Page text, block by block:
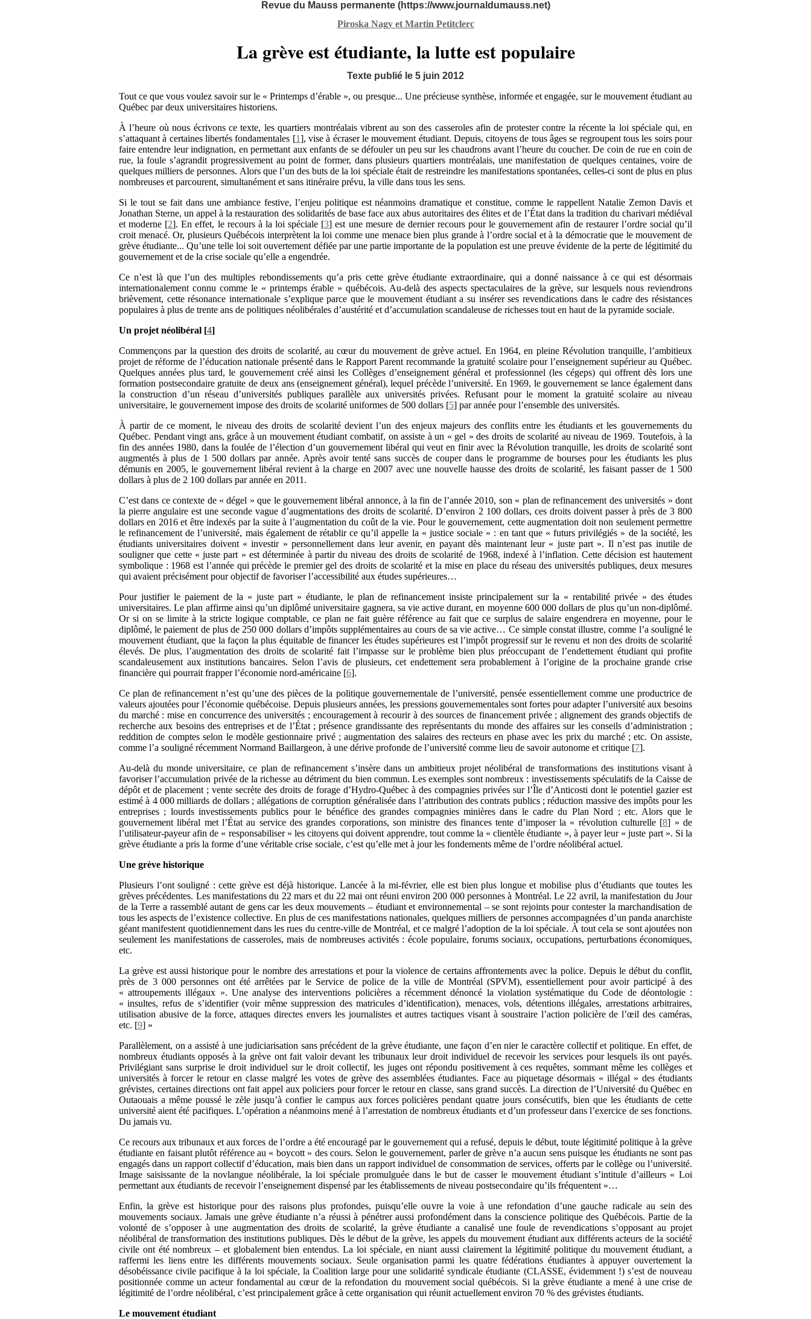
Revue du Mauss permanente (https://www.journaldumauss.net)
Piroska Nagy et Martin Petitclerc
La grève est étudiante, la lutte est populaire
Texte publié le 5 juin 2012
Tout ce que vous voulez savoir sur le « Printemps d’érable », ou presque... Une précieuse synthèse, informée et engagée, sur le mouvement étudiant au
Québec par deux universitaires historiens.
À l’heure où nous écrivons ce texte, les quartiers montréalais vibrent au son des casseroles afin de protester contre la récente la loi spéciale qui, en
s’attaquant à certaines libertés fondamentales [1], vise à écraser le mouvement étudiant. Depuis, citoyens de tous âges se regroupent tous les soirs pour
faire entendre leur indignation, en permettant aux enfants de se défouler un peu sur les chaudrons avant l’heure du coucher. De coin de rue en coin de
rue, la foule s’agrandit progressivement au point de former, dans plusieurs quartiers montréalais, une manifestation de quelques centaines, voire de
quelques milliers de personnes. Alors que l’un des buts de la loi spéciale était de restreindre les manifestations spontanées, celles-ci sont de plus en plus
nombreuses et parcourent, simultanément et sans itinéraire prévu, la ville dans tous les sens.
Si le tout se fait dans une ambiance festive, l’enjeu politique est néanmoins dramatique et constitue, comme le rappellent Natalie Zemon Davis et
Jonathan Sterne, un appel à la restauration des solidarités de base face aux abus autoritaires des élites et de l’État dans la tradition du charivari médiéval
et moderne [2]. En effet, le recours à la loi spéciale [3] est une mesure de dernier recours pour le gouvernement afin de restaurer l’ordre social qu’il
croit menacé. Or, plusieurs Québécois interprètent la loi comme une menace bien plus grande à l’ordre social et à la démocratie que le mouvement de
grève étudiante... Qu’une telle loi soit ouvertement défiée par une partie importante de la population est une preuve évidente de la perte de légitimité du
gouvernement et de la crise sociale qu’elle a engendrée.
Ce n’est là que l’un des multiples rebondissements qu’a pris cette grève étudiante extraordinaire, qui a donné naissance à ce qui est désormais
internationalement connu comme le « printemps érable » québécois. Au-delà des aspects spectaculaires de la grève, sur lesquels nous reviendrons
brièvement, cette résonance internationale s’explique parce que le mouvement étudiant a su insérer ses revendications dans le cadre des résistances
populaires à plus de trente ans de politiques néolibérales d’austérité et d’accumulation scandaleuse de richesses tout en haut de la pyramide sociale.
Un projet néolibéral [4]
Commençons par la question des droits de scolarité, au cœur du mouvement de grève actuel. En 1964, en pleine Révolution tranquille, l’ambitieux
projet de réforme de l’éducation nationale présenté dans le Rapport Parent recommande la gratuité scolaire pour l’enseignement supérieur au Québec.
Quelques années plus tard, le gouvernement créé ainsi les Collèges d’enseignement général et professionnel (les cégeps) qui offrent dès lors une
formation postsecondaire gratuite de deux ans (enseignement général), lequel précède l’université. En 1969, le gouvernement se lance également dans
la construction d’un réseau d’universités publiques parallèle aux universités privées. Refusant pour le moment la gratuité scolaire au niveau
universitaire, le gouvernement impose des droits de scolarité uniformes de 500 dollars [5] par année pour l’ensemble des universités.
À partir de ce moment, le niveau des droits de scolarité devient l’un des enjeux majeurs des conflits entre les étudiants et les gouvernements du
Québec. Pendant vingt ans, grâce à un mouvement étudiant combatif, on assiste à un « gel » des droits de scolarité au niveau de 1969. Toutefois, à la
fin des années 1980, dans la foulée de l’élection d’un gouvernement libéral qui veut en finir avec la Révolution tranquille, les droits de scolarité sont
augmentés à plus de 1 500 dollars par année. Après avoir tenté sans succès de couper dans le programme de bourses pour les étudiants les plus
démunis en 2005, le gouvernement libéral revient à la charge en 2007 avec une nouvelle hausse des droits de scolarité, les faisant passer de 1 500
dollars à plus de 2 100 dollars par année en 2011.
C’est dans ce contexte de « dégel » que le gouvernement libéral annonce, à la fin de l’année 2010, son « plan de refinancement des universités » dont
la pierre angulaire est une seconde vague d’augmentations des droits de scolarité. D’environ 2 100 dollars, ces droits doivent passer à près de 3 800
dollars en 2016 et être indexés par la suite à l’augmentation du coût de la vie. Pour le gouvernement, cette augmentation doit non seulement permettre
le refinancement de l’université, mais également de rétablir ce qu’il appelle la « justice sociale » : en tant que « futurs privilégiés » de la société, les
étudiants universitaires doivent « investir » personnellement dans leur avenir, en payant dès maintenant leur « juste part ». Il n’est pas inutile de
souligner que cette « juste part » est déterminée à partir du niveau des droits de scolarité de 1968, indexé à l’inflation. Cette décision est hautement
symbolique : 1968 est l’année qui précède le premier gel des droits de scolarité et la mise en place du réseau des universités publiques, deux mesures
qui avaient précisément pour objectif de favoriser l’accessibilité aux études supérieures…
Pour justifier le paiement de la « juste part » étudiante, le plan de refinancement insiste principalement sur la « rentabilité privée » des études
universitaires. Le plan affirme ainsi qu’un diplômé universitaire gagnera, sa vie active durant, en moyenne 600 000 dollars de plus qu’un non-diplômé.
Or si on se limite à la stricte logique comptable, ce plan ne fait guère référence au fait que ce surplus de salaire engendrera en moyenne, pour le
diplômé, le paiement de plus de 250 000 dollars d’impôts supplémentaires au cours de sa vie active… Ce simple constat illustre, comme l’a souligné le
mouvement étudiant, que la façon la plus équitable de financer les études supérieures est l’impôt progressif sur le revenu et non des droits de scolarité
élevés. De plus, l’augmentation des droits de scolarité fait l’impasse sur le problème bien plus préoccupant de l’endettement étudiant qui profite
scandaleusement aux institutions bancaires. Selon l’avis de plusieurs, cet endettement sera probablement à l’origine de la prochaine grande crise
financière qui pourrait frapper l’économie nord-américaine [6].
Ce plan de refinancement n’est qu’une des pièces de la politique gouvernementale de l’université, pensée essentiellement comme une productrice de
valeurs ajoutées pour l’économie québécoise. Depuis plusieurs années, les pressions gouvernementales sont fortes pour adapter l’université aux besoins
du marché : mise en concurrence des universités ; encouragement à recourir à des sources de financement privée ; alignement des grands objectifs de
recherche aux besoins des entreprises et de l’État ; présence grandissante des représentants du monde des affaires sur les conseils d’administration ;
reddition de comptes selon le modèle gestionnaire privé ; augmentation des salaires des recteurs en phase avec les prix du marché ; etc. On assiste,
comme l’a souligné récemment Normand Baillargeon, à une dérive profonde de l’université comme lieu de savoir autonome et critique [7].
Au-delà du monde universitaire, ce plan de refinancement s’insère dans un ambitieux projet néolibéral de transformations des institutions visant à
favoriser l’accumulation privée de la richesse au détriment du bien commun. Les exemples sont nombreux : investissements spéculatifs de la Caisse de
dépôt et de placement ; vente secrète des droits de forage d’Hydro-Québec à des compagnies privées sur l’Île d’Anticosti dont le potentiel gazier est
estimé à 4 000 milliards de dollars ; allégations de corruption généralisée dans l’attribution des contrats publics ; réduction massive des impôts pour les
entreprises ; lourds investissements publics pour le bénéfice des grandes compagnies minières dans le cadre du Plan Nord ; etc. Alors que le
gouvernement libéral met l’État au service des grandes corporations, son ministre des finances tente d’imposer la « révolution culturelle [8] » de
l’utilisateur-payeur afin de « responsabiliser » les citoyens qui doivent apprendre, tout comme la « clientèle étudiante », à payer leur « juste part ». Si la
grève étudiante a pris la forme d’une véritable crise sociale, c’est qu’elle met à jour les fondements même de l’ordre néolibéral actuel.
Une grève historique
Plusieurs l’ont souligné : cette grève est déjà historique. Lancée à la mi-février, elle est bien plus longue et mobilise plus d’étudiants que toutes les
grèves précédentes. Les manifestations du 22 mars et du 22 mai ont réuni environ 200 000 personnes à Montréal. Le 22 avril, la manifestation du Jour
de la Terre a rassemblé autant de gens car les deux mouvements – étudiant et environnemental – se sont rejoints pour contester la marchandisation de
tous les aspects de l’existence collective. En plus de ces manifestations nationales, quelques milliers de personnes accompagnées d’un panda anarchiste
géant manifestent quotidiennement dans les rues du centre-ville de Montréal, et ce malgré l’adoption de la loi spéciale. À tout cela se sont ajoutées non
seulement les manifestations de casseroles, mais de nombreuses activités : école populaire, forums sociaux, occupations, perturbations économiques,
etc.
La grève est aussi historique pour le nombre des arrestations et pour la violence de certains affrontements avec la police. Depuis le début du conflit,
près de 3 000 personnes ont été arrêtées par le Service de police de la ville de Montréal (SPVM), essentiellement pour avoir participé à des
« attroupements illégaux ». Une analyse des interventions policières a récemment dénoncé la violation systématique du Code de déontologie :
« insultes, refus de s’identifier (voir même suppression des matricules d’identification), menaces, vols, détentions illégales, arrestations arbitraires,
utilisation abusive de la force, attaques directes envers les journalistes et autres tactiques visant à soustraire l’action policière de l’œil des caméras,
etc. [9] »
Parallèlement, on a assisté à une judiciarisation sans précédent de la grève étudiante, une façon d’en nier le caractère collectif et politique. En effet, de
nombreux étudiants opposés à la grève ont fait valoir devant les tribunaux leur droit individuel de recevoir les services pour lesquels ils ont payés.
Privilégiant sans surprise le droit individuel sur le droit collectif, les juges ont répondu positivement à ces requêtes, sommant même les collèges et
universités à forcer le retour en classe malgré les votes de grève des assemblées étudiantes. Face au piquetage désormais « illégal » des étudiants
grévistes, certaines directions ont fait appel aux policiers pour forcer le retour en classe, sans grand succès. La direction de l’Université du Québec en
Outaouais a même poussé le zèle jusqu’à confier le campus aux forces policières pendant quatre jours consécutifs, bien que les étudiants de cette
université aient été pacifiques. L’opération a néanmoins mené à l’arrestation de nombreux étudiants et d’un professeur dans l’exercice de ses fonctions.
Du jamais vu.
Ce recours aux tribunaux et aux forces de l’ordre a été encouragé par le gouvernement qui a refusé, depuis le début, toute légitimité politique à la grève
étudiante en faisant plutôt référence au « boycott » des cours. Selon le gouvernement, parler de grève n’a aucun sens puisque les étudiants ne sont pas
engagés dans un rapport collectif d’éducation, mais bien dans un rapport individuel de consommation de services, offerts par le collège ou l’université.
Image saisissante de la novlangue néolibérale, la loi spéciale promulguée dans le but de casser le mouvement étudiant s’intitule d’ailleurs « Loi
permettant aux étudiants de recevoir l’enseignement dispensé par les établissements de niveau postsecondaire qu’ils fréquentent »…
Enfin, la grève est historique pour des raisons plus profondes, puisqu’elle ouvre la voie à une refondation d’une gauche radicale au sein des
mouvements sociaux. Jamais une grève étudiante n’a réussi à pénétrer aussi profondément dans la conscience politique des Québécois. Partie de la
volonté de s’opposer à une augmentation des droits de scolarité, la grève étudiante a canalisé une foule de revendications s’opposant au projet
néolibéral de transformation des institutions publiques. Dès le début de la grève, les appels du mouvement étudiant aux différents acteurs de la société
civile ont été nombreux – et globalement bien entendus. La loi spéciale, en niant aussi clairement la légitimité politique du mouvement étudiant, a
raffermi les liens entre les différents mouvements sociaux. Seule organisation parmi les quatre fédérations étudiantes à appuyer ouvertement la
désobéissance civile pacifique à la loi spéciale, la Coalition large pour une solidarité syndicale étudiante (CLASSE, évidemment !) s’est de nouveau
positionnée comme un acteur fondamental au cœur de la refondation du mouvement social québécois. Si la grève étudiante a mené à une crise de
légitimité de l’ordre néolibéral, c’est principalement grâce à cette organisation qui réunit actuellement environ 70 % des grévistes étudiants.
Le mouvement étudiant